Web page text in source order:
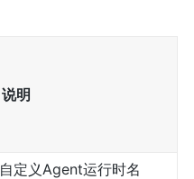
说明
自定义Agent运行时名